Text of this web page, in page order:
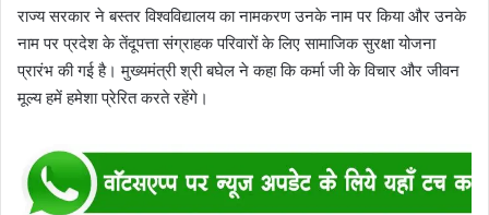
राज्य सरकार ने बस्तर विश्वविद्यालय का नामकरण उनके नाम पर किया और उनके
नाम पर प्रदेश के तेंदूपत्ता संग्राहक परिवारों के लिए सामाजिक सुरक्षा योजना
प्रारंभ की गई है। मुख्यमंत्री श्री बघेल ने कहा कि कर्मा जी के विचार और जीवन
मूल्य हमें हमेशा प्रेरित करते रहेंगे।